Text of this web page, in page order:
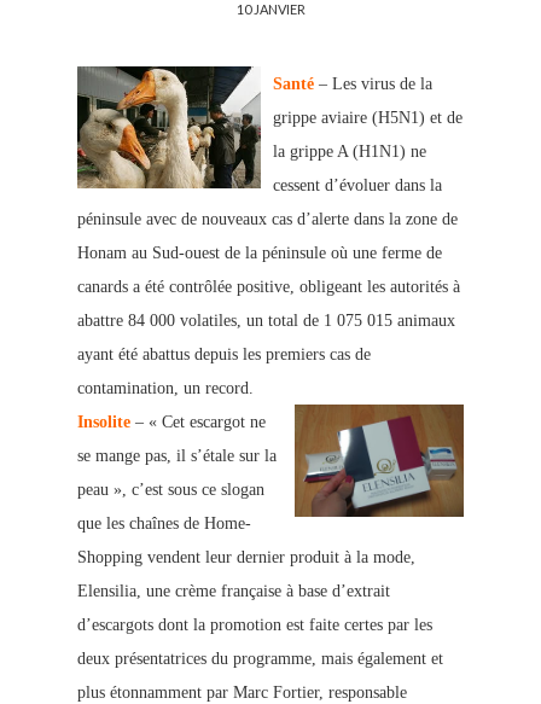
10 JANVIER
Santé – Les virus de la
grippe aviaire (H5N1) et de
la grippe A (H1N1) ne
cessent d’évoluer dans la
péninsule avec de nouveaux cas d’alerte dans la zone de
Honam au Sud-ouest de la péninsule où une ferme de
canards a été contrôlée positive, obligeant les autorités à
abattre 84 000 volatiles, un total de 1 075 015 animaux
ayant été abattus depuis les premiers cas de
contamination, un record.
Insolite – « Cet escargot ne
se mange pas, il s’étale sur la
peau », c’est sous ce slogan
que les chaînes de Home-
Shopping vendent leur dernier produit à la mode,
Elensilia, une crème française à base d’extrait
d’escargots dont la promotion est faite certes par les
deux présentatrices du programme, mais également et
plus étonnamment par Marc Fortier, responsable